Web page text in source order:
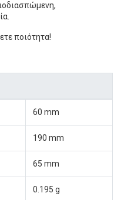
ποιότητα!
60 mm
190 mm
65 mm
0.195 g